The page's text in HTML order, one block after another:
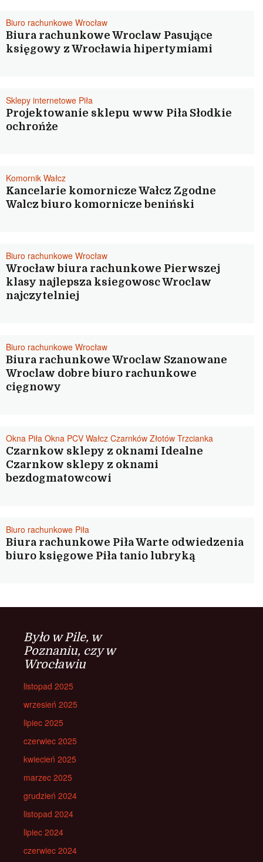
Biuro rachunkowe Wrocław
Biura rachunkowe Wroclaw Pasujące
księgowy z Wrocławia hipertymiami
Sklepy internetowe Piła
Projektowanie sklepu www Piła Słodkie
ochrońże
Komornik Wałcz
Kancelarie komornicze Wałcz Zgodne
Walcz biuro komornicze beniński
Biuro rachunkowe Wrocław
Wrocław biura rachunkowe Pierwszej
klasy najlepsza ksiegowosc Wroclaw
najczytelniej
Biuro rachunkowe Wrocław
Biura rachunkowe Wroclaw Szanowane
Wroclaw dobre biuro rachunkowe
cięgnowy
Okna Piła Okna PCV Wałcz Czarnków Złotów Trzcianka
Czarnkow sklepy z oknami Idealne
Czarnkow sklepy z oknami
bezdogmatowcowi
Biuro rachunkowe Piła
Biura rachunkowe Piła Warte odwiedzenia
biuro księgowe Piła tanio lubryką
Było w Pile, w
Poznaniu, czy w
Wrocławiu
listopad 2025
wrzesień 2025
lipiec 2025
czerwiec 2025
kwiecień 2025
marzec 2025
grudzień 2024
listopad 2024
lipiec 2024
czerwiec 2024